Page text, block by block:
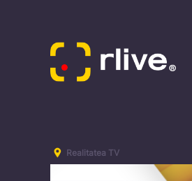
Realitatea TV